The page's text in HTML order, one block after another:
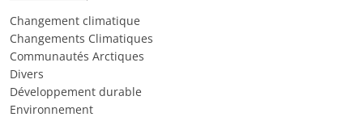
Changement climatique
Changements Climatiques
Communautés Arctiques
Divers
Développement durable
Environnement